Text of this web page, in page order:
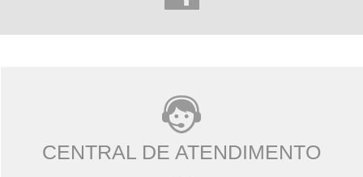
CENTRAL DE ATENDIMENTO